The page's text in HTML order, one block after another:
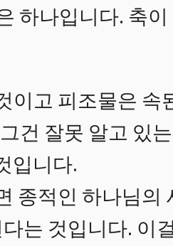
하나입니다. 축
이고 피조물은 속
건 잘못 알고 있
입니다.
종적인 하나님의
는 것입니다. 이